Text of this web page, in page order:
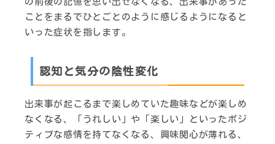
ことをまるでひとごとのように感じるようになると
いった症状を指します。
認知と気分の陰性変化
出来事が起こるまで楽しめていた趣味などが楽しめ
なくなる、「うれしい」や「楽しい」といったポジ
ティブな感情を持てなくなる、興味関心が薄れる、